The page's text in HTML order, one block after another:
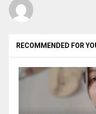
RECOMMENDED FOR